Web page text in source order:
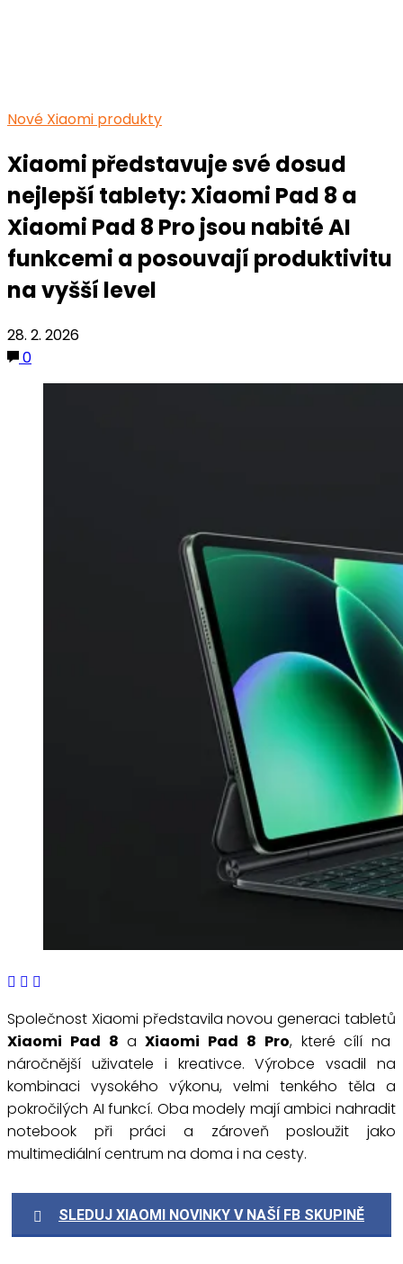
Nové Xiaomi produkty
Xiaomi představuje své dosud
nejlepší tablety: Xiaomi Pad 8 a
Xiaomi Pad 8 Pro jsou nabité AI
funkcemi a posouvají produktivitu
na vyšší level
28. 2. 2026
0
Společnost Xiaomi představila novou generaci tabletů
Xiaomi Pad 8 a Xiaomi Pad 8 Pro, které cílí na
náročnější uživatele i kreativce. Výrobce vsadil na
kombinaci vysokého výkonu, velmi tenkého těla a
pokročilých AI funkcí. Oba modely mají ambici nahradit
notebook při práci a zároveň posloužit jako
multimediální centrum na doma i na cesty.
SLEDUJ XIAOMI NOVINKY V NAŠÍ FB SKUPINĚ